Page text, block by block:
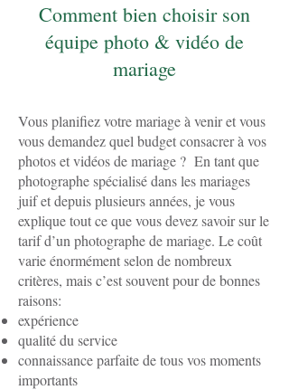
Comment bien choisir son
équipe photo & vidéo de
mariage
Vous planifiez votre mariage à venir et vous
vous demandez quel budget consacrer à vos
photos et vidéos de mariage ? En tant que
photographe spécialisé dans les mariages
juif et depuis plusieurs années, je vous
explique tout ce que vous devez savoir sur le
tarif d’un photographe de mariage. Le coût
varie énormément selon de nombreux
critères, mais c’est souvent pour de bonnes
raisons:
expérience
qualité du service
connaissance parfaite de tous vos moments
importants